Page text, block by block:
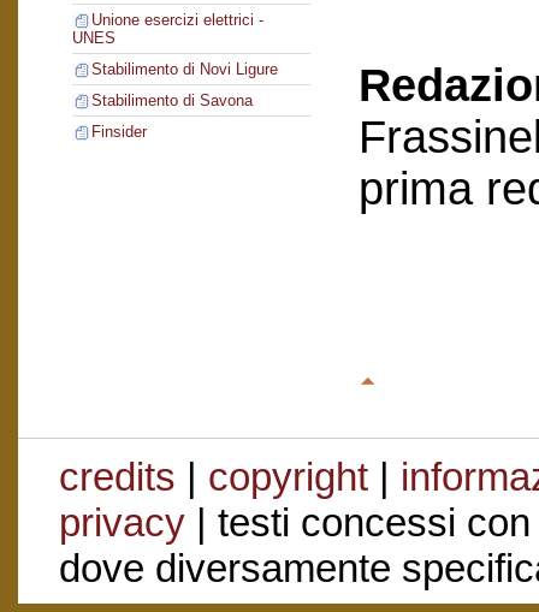
Unione esercizi elettrici -
UNES
Stabilimento di Novi Ligure
Stabilimento di Savona
Finsider
prima
credits | copyright|
privacy| testi concessi
dove diversamente